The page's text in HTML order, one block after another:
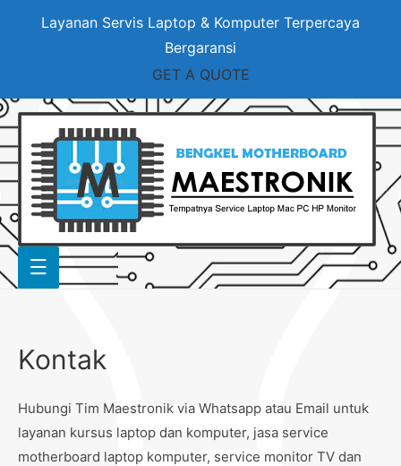
Layanan Servis Laptop & Komputer Terpercaya
Bergaransi
GET A QUOTE
Kontak
Hubungi Tim Maestronik via Whatsapp atau Email untuk
layanan kursus laptop dan komputer, jasa service
motherboard laptop komputer, service monitor TV dan